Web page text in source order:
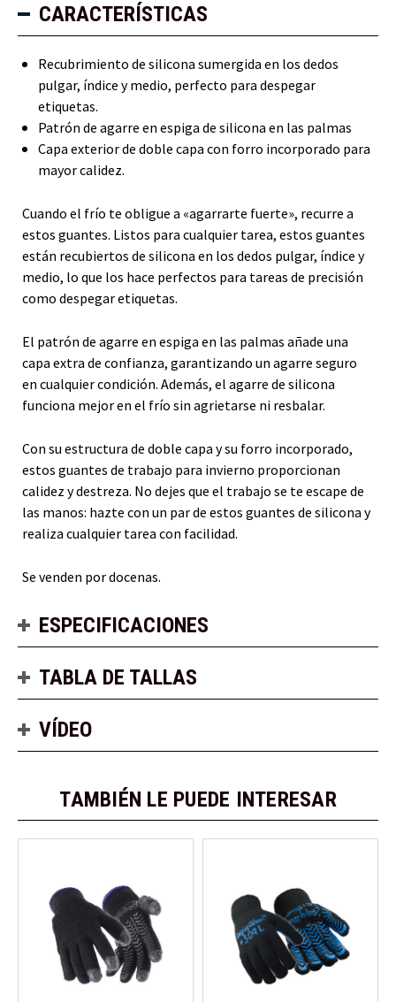
CARACTERÍSTICAS
Recubrimiento de silicona sumergida en los dedos
pulgar, índice y medio, perfecto para despegar
etiquetas.
Patrón de agarre en espiga de silicona en las palmas
Capa exterior de doble capa con forro incorporado para
mayor calidez.
Cuando el frío te obligue a «agarrarte fuerte», recurre a
estos guantes. Listos para cualquier tarea, estos guantes
están recubiertos de silicona en los dedos pulgar, índice y
medio, lo que los hace perfectos para tareas de precisión
como despegar etiquetas.
El patrón de agarre en espiga en las palmas añade una
capa extra de confianza, garantizando un agarre seguro
en cualquier condición. Además, el agarre de silicona
funciona mejor en el frío sin agrietarse ni resbalar.
Con su estructura de doble capa y su forro incorporado,
estos guantes de trabajo para invierno proporcionan
calidez y destreza. No dejes que el trabajo se te escape de
las manos: hazte con un par de estos guantes de silicona y
realiza cualquier tarea con facilidad.
Se venden por docenas.
ESPECIFICACIONES
TABLA DE TALLAS
VÍDEO
TAMBIÉN LE PUEDE INTERESAR